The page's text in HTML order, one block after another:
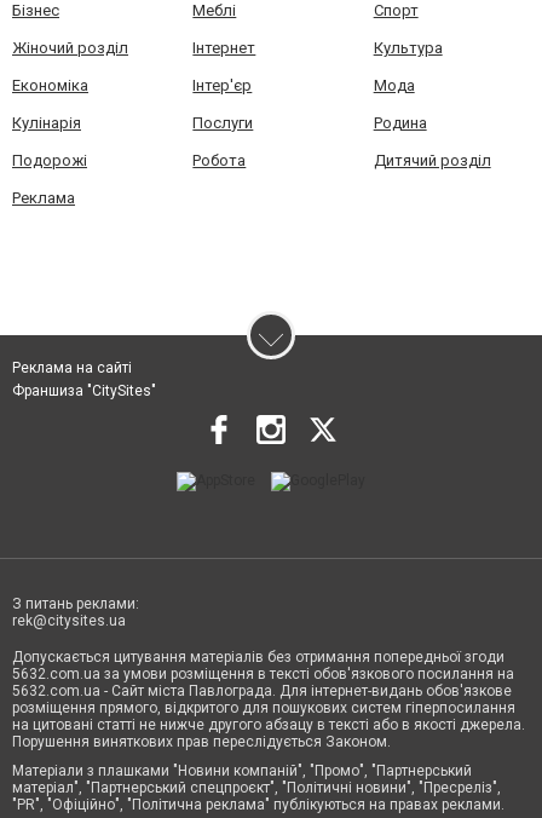
Бізнес Меблі Спорт
Жіночий розділ Інтернет Культура
Економіка Інтер'єр Мода
Кулінарія Послуги Родина
Подорожі Робота Дитячий розділ
Реклама
Реклама на сайті
Франшиза "CitySites"
З питань реклами:
rek@citysites.ua
Допускається цитування матеріалів без отримання попередньої згоди
5632.com.ua за умови розміщення в тексті обов'язкового посилання на
5632.com.ua - Сайт міста Павлограда. Для інтернет-видань обов'язкове
розміщення прямого, відкритого для пошукових систем гіперпосилання
на цитовані статті не нижче другого абзацу в тексті або в якості джерела.
Порушення виняткових прав переслідується Законом.
Матеріали з плашками "Новини компаній", "Промо", "Партнерський
матеріал", "Партнерський спецпроєкт", "Політичні новини", "Пресреліз",
"PR", "Офіційно", "Політична реклама" публікуються на правах реклами.